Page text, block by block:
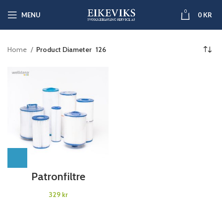
MENU 0 0 KR
Home Product Diameter 126
Patronfiltre
kr